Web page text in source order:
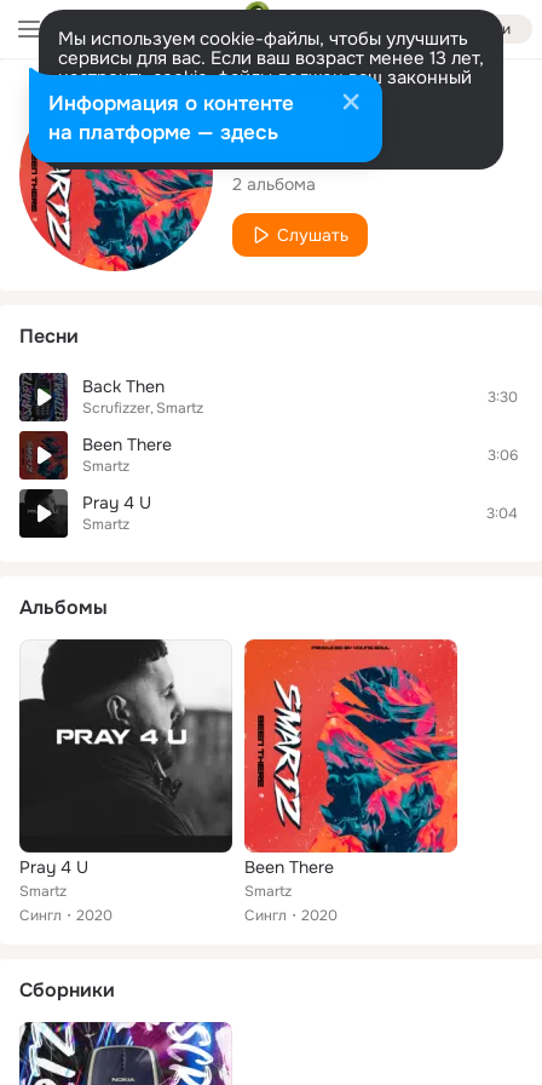
Войти
Мы используем cookie-файлы, чтобы улучшить
сервисы для вас. Если ваш возраст менее 13 лет,
настроить cookie-файлы должен ваш законный
представитель. Больше информации
Разрешить все Настроить
Исполнитель
Smartz
2 альбома
Слушать
Песни
Back Then
Scrufizzer Smartz
3:30
Been There
Smartz
3:06
Pray 4 U
Smartz
3:04
Альбомы
Pray 4 U
Smartz
Сингл
2020
Been There
Smartz
Сингл
2020
Сборники
Информация о контенте
на платформе — здесь